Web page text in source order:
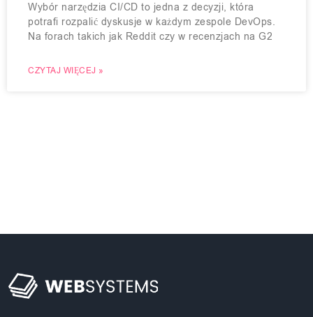
Wybór narzędzia CI/CD to jedna z decyzji, która
potrafi rozpalić dyskusje w każdym zespole DevOps.
Na forach takich jak Reddit czy w recenzjach na G2
CZYTAJ WIĘCEJ »